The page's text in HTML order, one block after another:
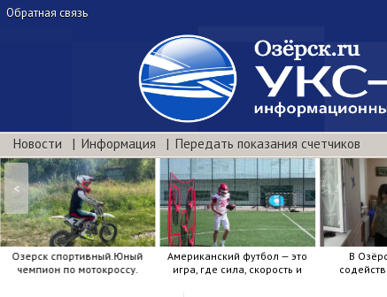
Обратная связь
Новости Информация Передать показания счетчиков
Озерск спортивный.Юный
чемпион по мотокроссу.
Американский футбол — это
игра, где сила, скорость и
В
<